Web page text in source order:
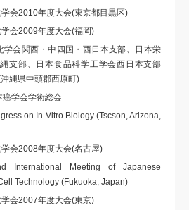
会2010年度大会(東京都目黒区)
会2009年度大会(福岡)
会関西・中四国・西日本支部、日本栄
支部、日本食品科学工学会西日本支部
縄県中頭郡西原町)
学会学術総会
on In Vitro Biology (Tscson, Arizona,
会2008年度大会(名古屋)
International Meeting of Japanese
Technology (Fukuoka, Japan)
会2007年度大会(東京)